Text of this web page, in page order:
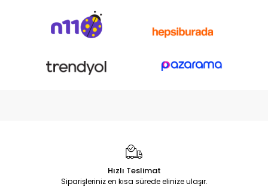
Hızlı Teslimat
Siparişleriniz en kısa sürede elinize ulaşır.